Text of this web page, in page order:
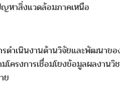
หาสิ่งแวดล้อมภาคเหนือ
รดำเนินงานด้านวิจัยและพัฒน
ครงการเชื่อมโยงข้อมูลผลงาน
ย